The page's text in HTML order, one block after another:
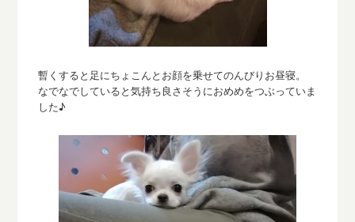
暫くすると足にちょこんとお顔を乗せてのんびりお昼寝。
なでなでしていると気持ち良さそうにおめめをつぶっていま
した♪